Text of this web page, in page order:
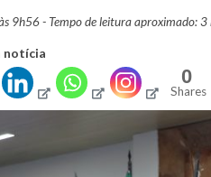
9h56 - Tempo de leitura aproximado: 3
notícia
0
Shares